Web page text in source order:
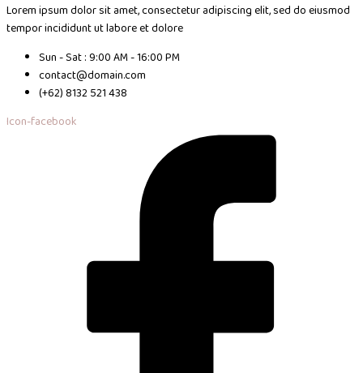
Lorem ipsum dolor sit amet, consectetur adipiscing elit, sed do eiusmod
tempor incididunt ut labore et dolore
Sun - Sat : 9:00 AM - 16:00 PM
contact@domain.com
(+62) 8132 521 438
Icon-facebook